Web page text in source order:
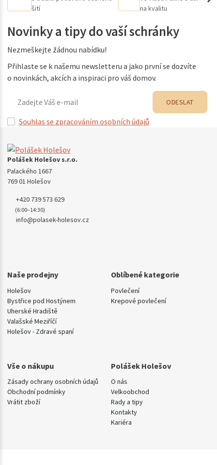
šití
na kvalitu
Novinky a tipy do vaší schránky
Nezmeškejte žádnou nabídku!
Přihlaste se k našemu newsletteru a jako první se dozvíte
o novinkách, akcích a inspiraci pro váš domov.
Souhlas se zpracováním osobních údajů
ODESLAT
Polášek Holešov s.r.o.
Palackého 1667
769 01 Holešov
+420 739 573 629
(6:00–14:30)
info@polasek-holesov.cz
Naše prodejny
Holešov
Bystřice pod Hostýnem
Uherské Hradiště
Valašské Meziříčí
Holešov - Zdravé spaní
Oblíbené kategorie
Povlečení
Krepové povlečení
Vše o nákupu
Zásady ochrany osobních údajů
Obchodní podmínky
Vrátit zboží
Polášek Holešov
O nás
Velkoobchod
Rady a tipy
Kontakty
Kariéra